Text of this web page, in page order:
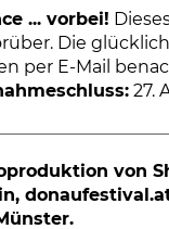
... vorbei!
Die
per E-Mail
27.
von